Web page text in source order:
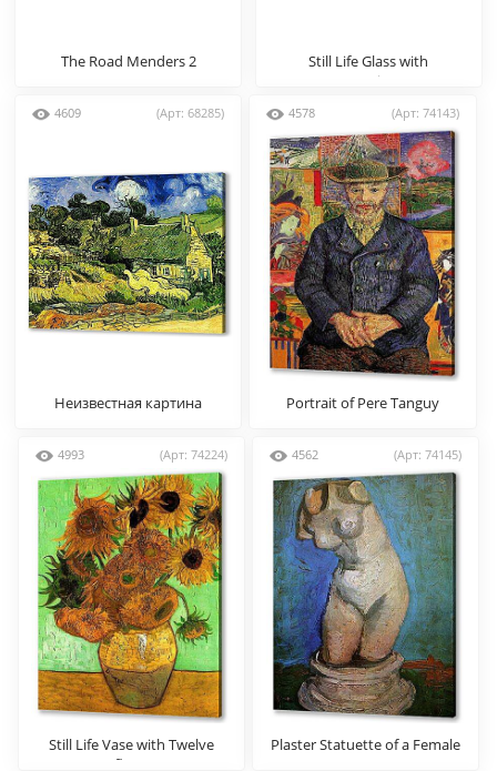
The Road Menders 2
Still Life Glass with
Carnations
4609 (Арт: 68285)
Неизвестная картина
4578 (Арт: 74143)
Portrait of Pere Tanguy
4993 (Арт: 74224)
Still Life Vase with Twelve
Sunflowers 2
4562 (Арт: 74145)
Plaster Statuette of a Female